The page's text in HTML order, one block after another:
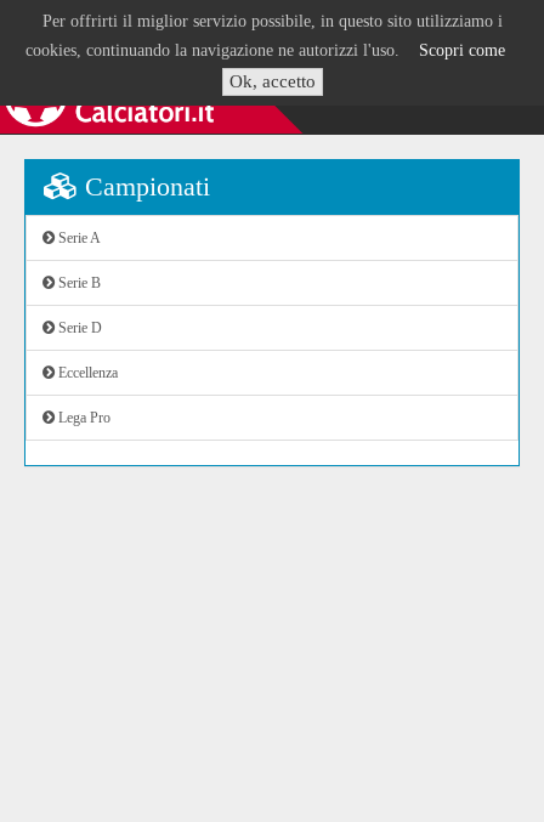
Per offrirti il miglior servizio possibile, in questo sito utilizziamo i
cookies, continuando la navigazione ne autorizzi l'uso. Scopri come
Ok, accetto
Campionati
Serie A
Serie B
Serie D
Eccellenza
Lega Pro